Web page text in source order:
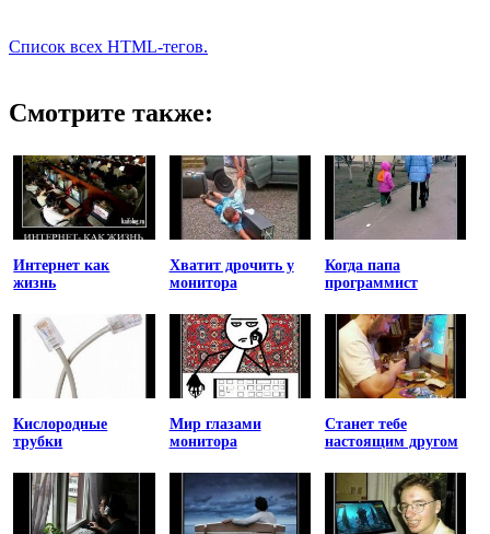
Список всех HTML-тегов.
Смотрите также:
Интернет как
жизнь
Хватит дрочить у
монитора
Когда папа
программист
Кислородные
трубки
Мир глазами
монитора
Станет тебе
настоящим другом